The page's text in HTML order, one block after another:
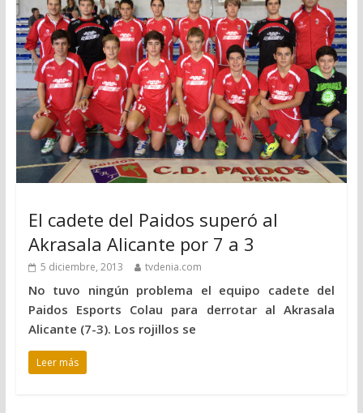
El cadete del Paidos superó al
Akrasala Alicante por 7 a 3
5 diciembre, 2013 tvdenia.com
No tuvo ningún problema el equipo cadete del
Paidos Esports Colau para derrotar al Akrasala
Alicante (7-3). Los rojillos se
Leer más